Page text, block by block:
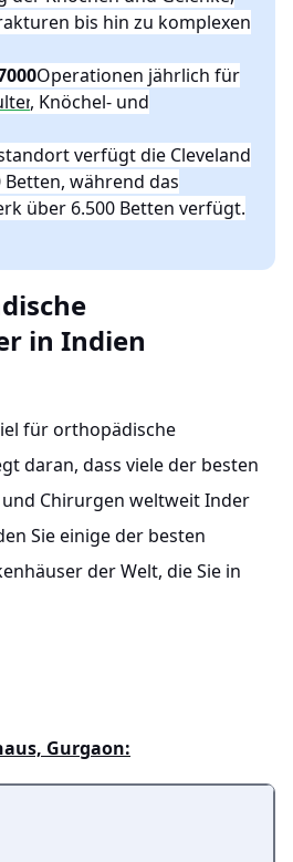
bis hin zu komplexen
Operationen jährlich für
, Knöchel- und
verfügt die Cleveland
Betten, während das
über 6.500 Betten verfügt.
in Indien
für orthopädische
daran, dass viele der besten
Chirurgen weltweit Inder
Sie einige der besten
der Welt, die Sie in
Gurgaon: